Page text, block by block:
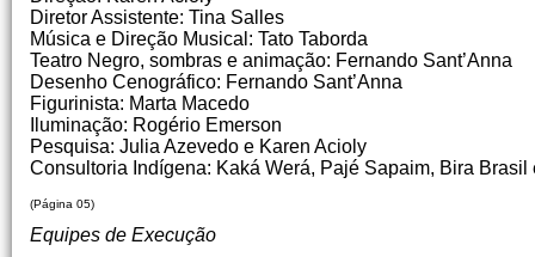
Diretor Assistente: Tina Salles
Música e Direção Musical: Tato Taborda
Teatro Negro, sombras e animação: Fernando Sant’Anna
Desenho Cenográfico: Fernando Sant’Anna
Figurinista: Marta Macedo
Iluminação: Rogério Emerson
Pesquisa: Julia Azevedo e Karen Acioly
Consultoria Indígena: Kaká Werá, Pajé Sapaim, Bira Brasil
(Página 05)
Equipes de Execução